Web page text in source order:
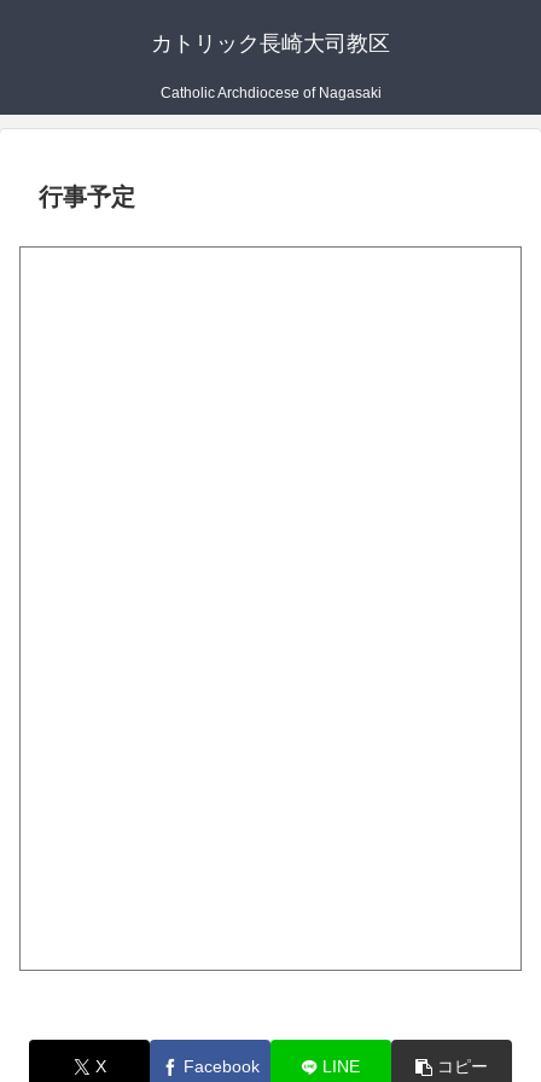
カトリック長崎大司教区
Catholic Archdiocese of Nagasaki
行事予定
X Facebook LINE コピー